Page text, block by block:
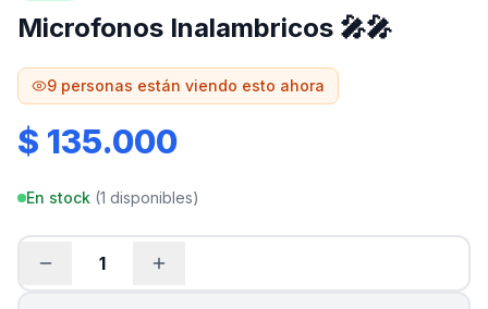
Microfonos Inalambricos 🎤🎤
9 personas están viendo esto ahora
$ 135.000
En stock (1 disponibles)
1